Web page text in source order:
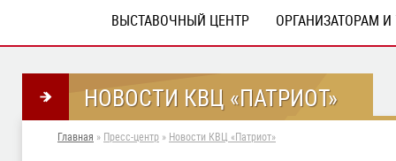
ВЫСТАВОЧНЫЙ ЦЕНТР ОРГАНИЗАТОРАМ
НОВОСТИ КВЦ «ПАТРИОТ»
Главная » Пресс-центр » Новости КВЦ «Патриот»